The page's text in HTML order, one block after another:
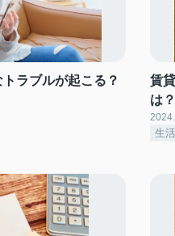
ラブルが起こる？
賃
は
生